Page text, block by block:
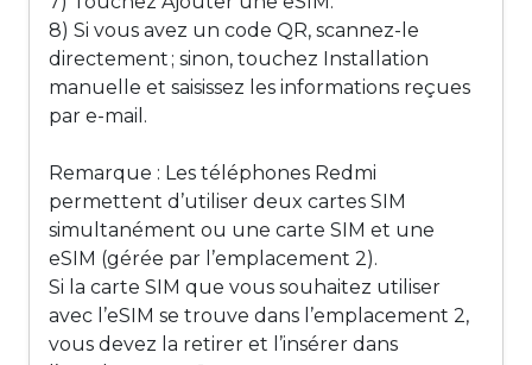
8) Si vous avez un code QR, scannez-le
directement ; sinon, touchez Installation
manuelle et saisissez les informations reçues
par e-mail.
Remarque : Les téléphones Redmi
permettent d’utiliser deux cartes SIM
simultanément ou une carte SIM et une
eSIM (gérée par l’emplacement 2).
Si la carte SIM que vous souhaitez utiliser
avec l’eSIM se trouve dans l’emplacement 2,
vous devez la retirer et l’insérer dans